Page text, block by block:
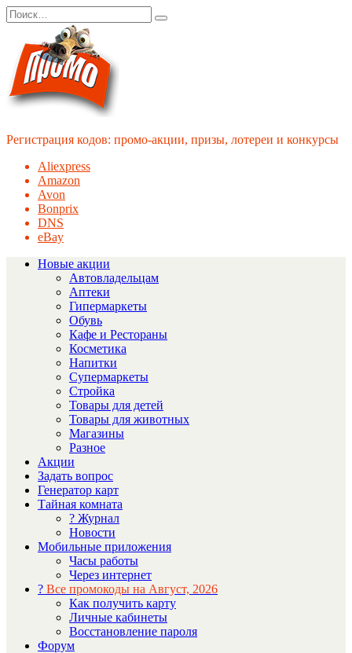
Перейти
к
содержанию
Search
for:
Регистрация кодов: промо-акции, призы, лотереи и конкурсы
Aliexpress
Amazon
Avon
Bonprix
DNS
eBay
Новые акции
Автовладельцам
Аптеки
Гипермаркеты
Обувь
Кафе и Рестораны
Косметика
Напитки
Супермаркеты
Стройка
Товары для детей
Товары для животных
Магазины
Разное
Акции
Задать вопрос
Генератор карт
Тайная комната
? Журнал
Новости
Мобильные приложения
Часы работы
Через интернет
? Все промокоды на Август, 2026
Как получить карту
Личные кабинеты
Восстановление пароля
Форум